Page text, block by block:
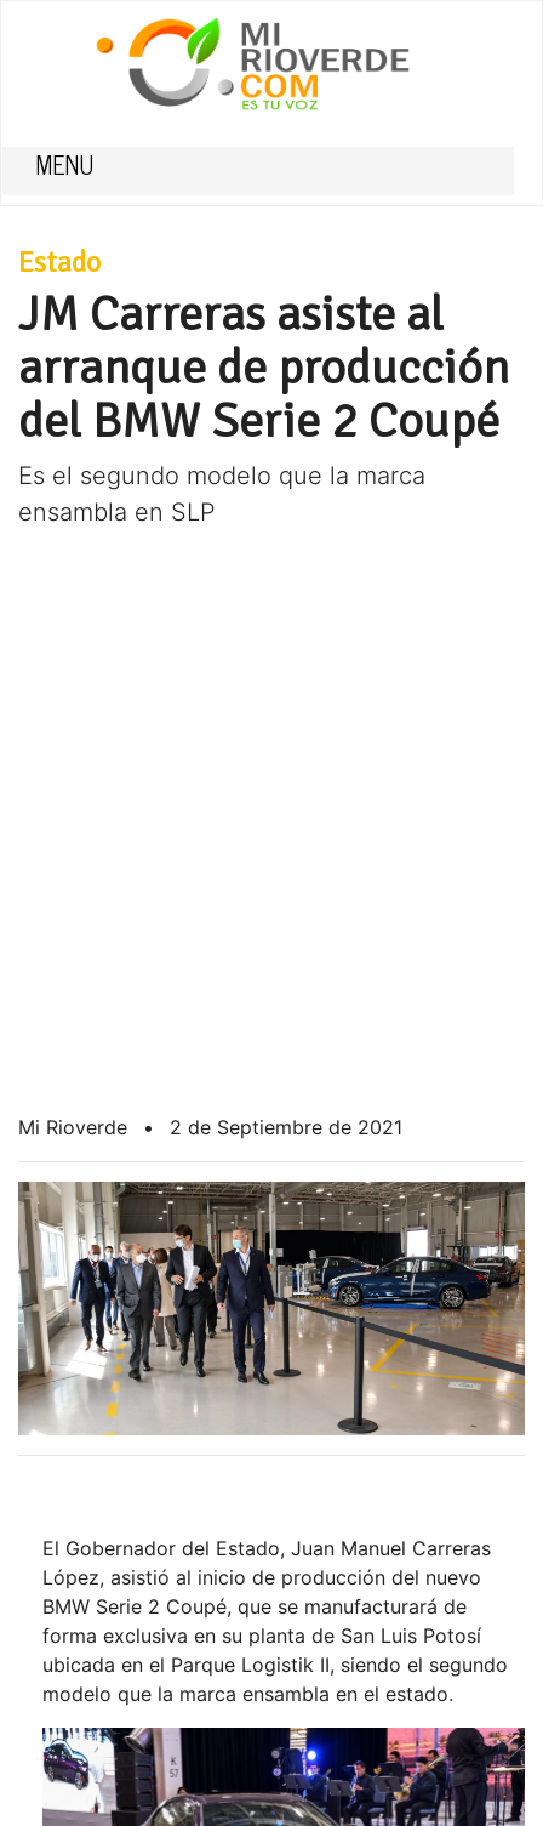
MENU
Estado
JM Carreras asiste al
arranque de producción
del BMW Serie 2 Coupé
Es el segundo modelo que la marca
ensambla en SLP
Mi Rioverde • 2 de Septiembre de 2021
El Gobernador del Estado, Juan Manuel Carreras
López, asistió al inicio de producción del nuevo
BMW Serie 2 Coupé, que se manufacturará de
forma exclusiva en su planta de San Luis Potosí
ubicada en el Parque Logistik II, siendo el segundo
modelo que la marca ensambla en el estado.